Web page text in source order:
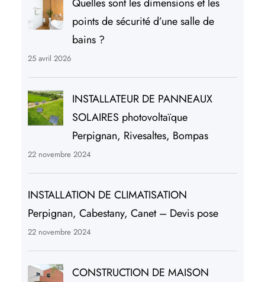
points de sécurité d’une salle de
bains ?
25 avril 2026
INSTALLATEUR DE PANNEAUX
SOLAIRES photovoltaïque
Perpignan, Rivesaltes, Bompas
22 novembre 2024
INSTALLATION DE CLIMATISATION
Perpignan, Cabestany, Canet – Devis pose
22 novembre 2024
CONSTRUCTION DE MAISON